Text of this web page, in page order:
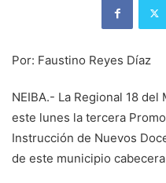
Por: Faustino Reyes Díaz
NEIBA.- La Regional 18
este lunes la tercera
Instrucción de Nuevos
de este municipio